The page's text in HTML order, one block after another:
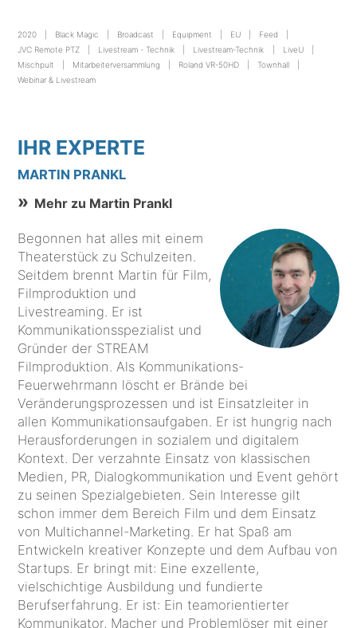
2020 Black Magic Broadcast Equipment EU
Feed
JVC Remote PTZ
Livestream - Technik Livestream-Technik
LiveU
Mischpult
Mitarbeiterversammlung Roland VR-50HD
Townhall
Webinar & Livestream
IHR EXPERTE
MARTIN PRANKL
Mehr zu Martin Prankl
Begonnen hat alles mit einem
Theaterstück zu Schulzeiten.
Seitdem brennt Martin für Film,
Filmproduktion und
Livestreaming. Er ist
Kommunikationsspezialist und
Gründer der STREAM
Filmproduktion. Als Kommunikations-
Feuerwehrmann löscht er Brände bei
Veränderungsprozessen und ist Einsatzleiter in
allen Kommunikationsaufgaben. Er ist hungrig nach
Herausforderungen in sozialem und digitalem
Kontext. Der verzahnte Einsatz von klassischen
Medien, PR, Dialogkommunikation und Event gehört
zu seinen Spezialgebieten. Sein Interesse gilt
schon immer dem Bereich Film und dem Einsatz
von Multichannel-Marketing. Er hat Spaß am
Entwickeln kreativer Konzepte und dem Aufbau von
Startups. Er bringt mit: Eine exzellente,
vielschichtige Ausbildung und fundierte
Berufserfahrung. Er ist: Ein teamorientierter
Kommunikator, Macher und Problemlöser mit einer